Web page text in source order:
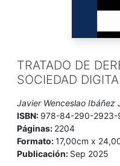
TRATADO DE
SOCIEDAD
Javier Wenceslao Ibáñez
ISBN: 978-84-290-2923-
Páginas: 2204
Formato:17,00cm x
Publicación: Sep 2025